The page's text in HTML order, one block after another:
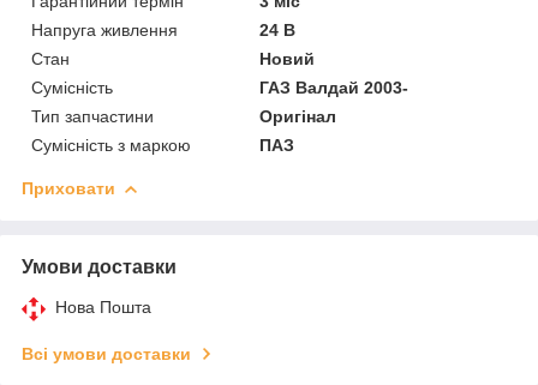
Напруга живлення
24 В
Стан
Новий
Сумісність
ГАЗ Валдай 2003-
Тип запчастини
Оригінал
Сумісність з маркою
ПАЗ
Приховати
Умови доставки
Нова Пошта
Всі умови доставки